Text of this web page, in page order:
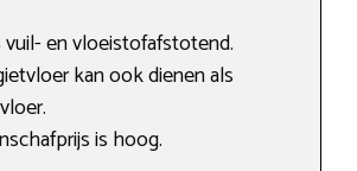
en vloeistofafstotend.
kan ook dienen als
is hoog.